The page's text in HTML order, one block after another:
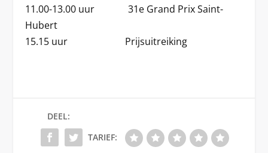
11.00-13.00 uur 31e Grand Prix Saint-
Hubert
15.15 uur Prijsuitreiking
DEEL:
TARIEF: